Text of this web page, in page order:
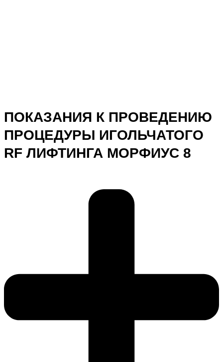
ПОКАЗАНИЯ К ПРОВЕДЕНИЮ
ПРОЦЕДУРЫ ИГОЛЬЧАТОГО
RF ЛИФТИНГА МОРФИУС 8